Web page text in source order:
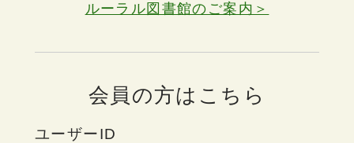
ルーラル図書館のご案内＞
会員の方はこちら
ユーザーID